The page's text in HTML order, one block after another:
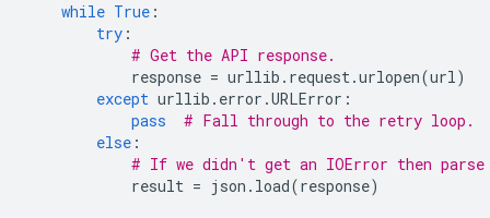
while True :
try :
# Get the API response.
response = urllib . request.urlopen(url)
except urllib . error .URLError :
pass
# Fall through to the retry loop.
else :
# If we didn't get an IOError then
result = json . load(response)